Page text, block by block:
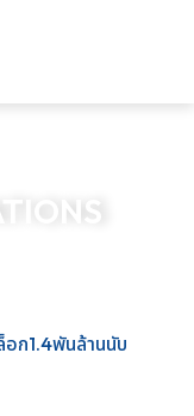
ก1.4พันล้านนับ